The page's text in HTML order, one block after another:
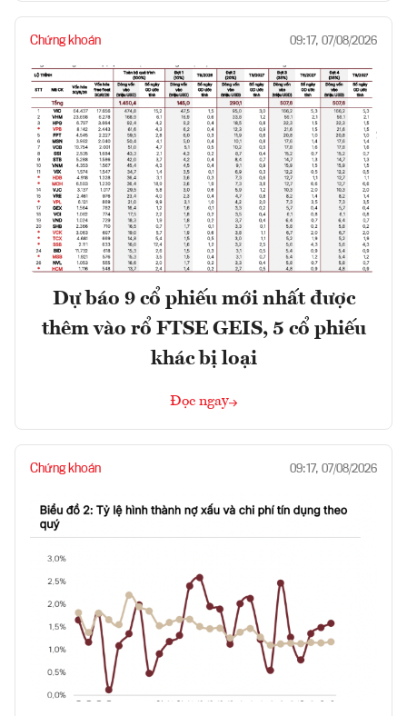
Chứng khoán 09:17, 07/08/2026
Dự báo 9 cổ phiếu mới nhất được
thêm vào rổ FTSE GEIS, 5 cổ phiếu
khác bị loại
Đọc ngay
Chứng khoán 09:17, 07/08/2026